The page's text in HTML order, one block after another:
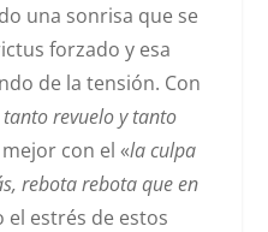
una sonrisa que se
forzado y esa
de la tensión. Con
revuelo y tanto
mejor con el «la culpa
rebota rebota que en
el estrés de estos